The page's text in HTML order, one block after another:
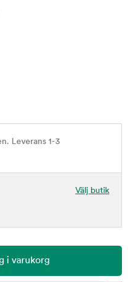
Leverans 1-3
Välj butik